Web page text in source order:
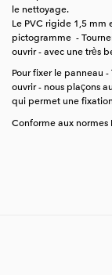
le nettoyage.
Le PVC rigide 1,5 mm
pictogramme -
ouvrir - avec une très
Pour fixer le panneau
ouvrir - nous plaçons
qui permet une
Conforme aux normes